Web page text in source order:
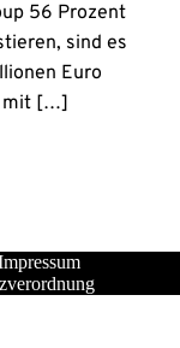
56 Prozent
sind es
Euro
mit […]